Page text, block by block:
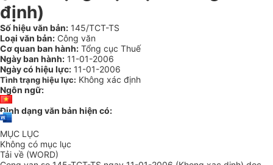
định)
Số hiệu văn bản: 145/TCT-TS
Loại văn bản: Công văn
Cơ quan ban hành: Tổng cục Thuế
Ngày ban hành: 11-01-2006
Ngày có hiệu lực: 11-01-2006
Tình trạng hiệu lực: Không xác định
Ngôn ngữ:
Định dạng văn bản hiện có:
MỤC LỤC
Không có mục lục
Tải về (WORD)